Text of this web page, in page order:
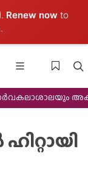
Renew now to
അക്കാദമിക സഹകരണം